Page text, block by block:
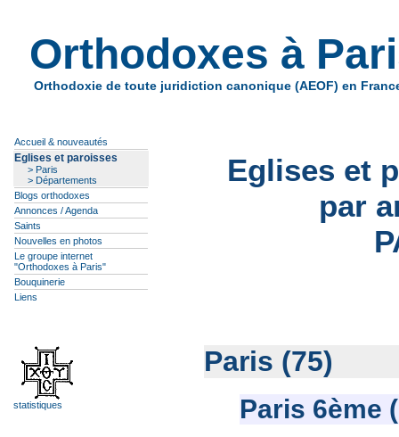
Orthodoxes à
Orthodoxie de toute juridiction canonique (AEOF) en
Accueil & nouveautés
Eglises et paroisses
> Paris
> Départements
Blogs orthodoxes
Annonces / Agenda
Saints
Nouvelles en photos
Le groupe internet
"Orthodoxes à Paris"
Bouquinerie
Liens
statistiques
Eglises et
par
Paris (75)
Paris 6ème